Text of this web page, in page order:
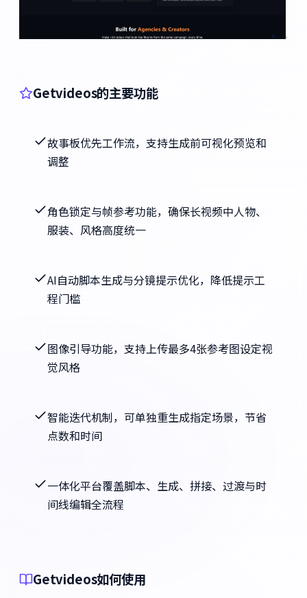
Getvideos的主要功能
故事板优先工作流，支持生成前可视化预览和
调整
角色锁定与帧参考功能，确保长视频中人物、
服装、风格高度统一
AI自动脚本生成与分镜提示优化，降低提示工
程门槛
图像引导功能，支持上传最多4张参考图设定视
觉风格
智能迭代机制，可单独重生成指定场景，节省
点数和时间
一体化平台覆盖脚本、生成、拼接、过渡与时
间线编辑全流程
Getvideos如何使用